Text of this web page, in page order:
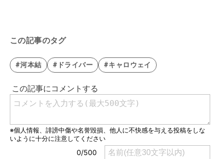
この記事のタグ
#河本結 #ドライバー #キャロウェイ